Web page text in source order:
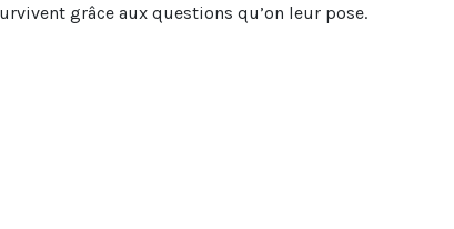
grâce aux questions qu’on leur pose.